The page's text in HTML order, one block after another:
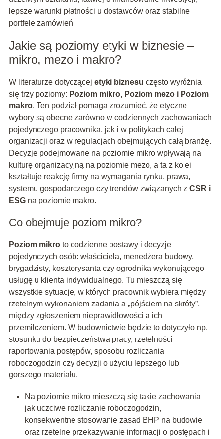
lepsze warunki płatności u dostawców oraz stabilne
portfele zamówień.
Jakie są poziomy etyki w biznesie –
mikro, mezo i makro?
W literaturze dotyczącej etyki biznesu często wyróżnia
się trzy poziomy: Poziom mikro, Poziom mezo i Poziom
makro. Ten podział pomaga zrozumieć, że etyczne
wybory są obecne zarówno w codziennych zachowaniach
pojedynczego pracownika, jak i w politykach całej
organizacji oraz w regulacjach obejmujących całą branżę.
Decyzje podejmowane na poziomie mikro wpływają na
kulturę organizacyjną na poziomie mezo, a ta z kolei
kształtuje reakcję firmy na wymagania rynku, prawa,
systemu gospodarczego czy trendów związanych z CSR i
ESGna poziomie makro.
Co obejmuje poziom mikro?
Poziom mikroto codzienne postawy i decyzje
pojedynczych osób: właściciela, menedżera budowy,
brygadzisty, kosztorysanta czy ogrodnika wykonującego
usługę u klienta indywidualnego. Tu mieszczą się
wszystkie sytuacje, w których pracownik wybiera między
rzetelnym wykonaniem zadania a „pójściem na skróty”,
między zgłoszeniem nieprawidłowości a ich
przemilczeniem. W budownictwie będzie to dotyczyło np.
stosunku do bezpieczeństwa pracy, rzetelności
raportowania postępów, sposobu rozliczania
roboczogodzin czy decyzji o użyciu lepszego lub
gorszego materiału.
Na poziomie mikro mieszczą się takie zachowania
jak uczciwe rozliczanie roboczogodzin,
konsekwentne stosowanie zasad BHP na budowie
oraz rzetelne przekazywanie informacji o postępach i